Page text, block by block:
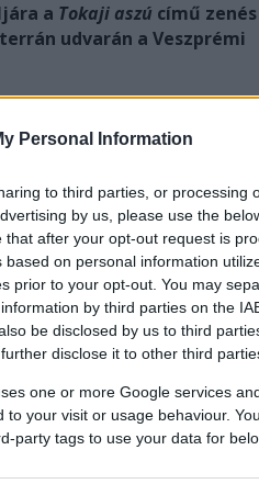
Personal Information
to third parties, or processing
by us, please use the
after your opt-out request is
on personal information
prior to your opt-out. You may
by third parties on the
be disclosed by us to third
disclose it to other third
one or more Google services
to your visit or usage behaviour.
party tags to use your data for
a Tokaji aszú című zenés
udvarán a Veszprémi